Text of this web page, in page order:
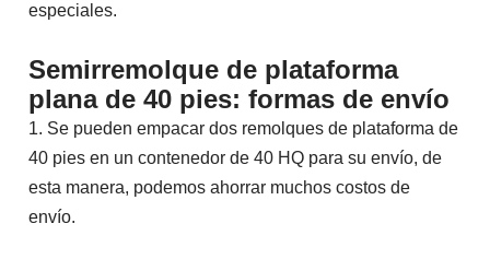
especiales.
Semirremolque de plataforma
plana de 40 pies: formas de envío
1. Se pueden empacar dos remolques de plataforma de
40 pies en un contenedor de 40 HQ para su envío, de
esta manera, podemos ahorrar muchos costos de
envío.